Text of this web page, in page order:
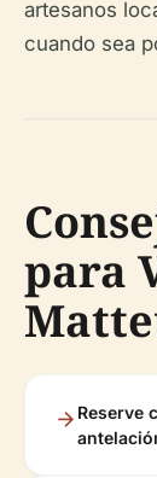
artesanos
cuando sea
para
Reserve